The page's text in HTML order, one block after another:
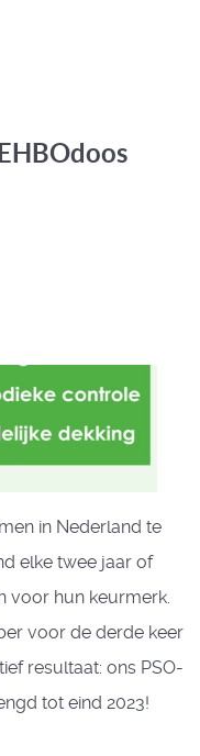
in Nederland te
elke twee jaar of
voor hun keurmerk.
voor de derde keer
resultaat: ons PSO-
tot eind 2023!